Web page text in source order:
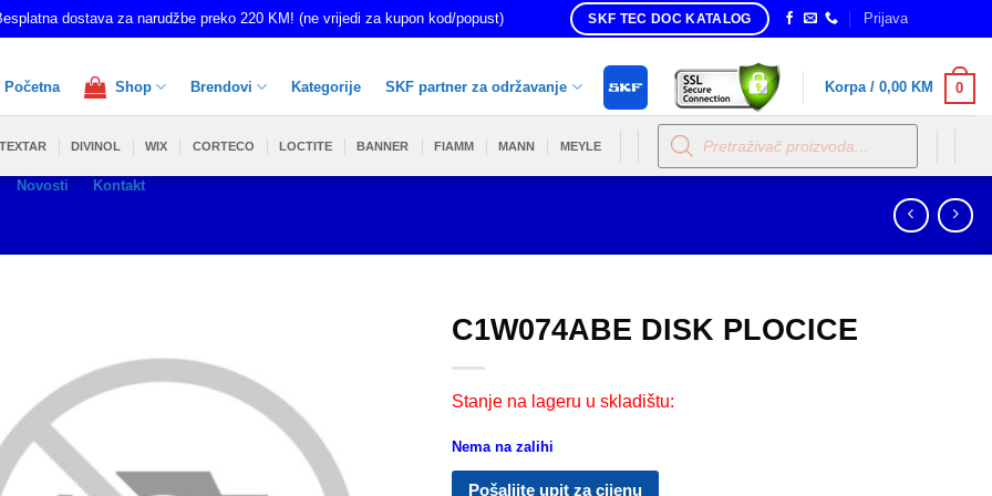
dostava za narudžbe preko 220 KM! (ne vrijedi za kupon kod/popust) SKF TEC DOC KATALOG Prijava
Početna Shop Brendovi Kategorije SKF partner za održavanje
Novosti Kontakt
Korpa / 0,00 KM 0
TEXTAR DIVINOL WIX CORTECO LOCTITE BANNER FIAMM MANN MEYLE
Products
search
C1W074ABE DISK PLOCICE
Stanje na lageru u skladištu:
Nema na zalihi
Pošaljite upit za cijenu